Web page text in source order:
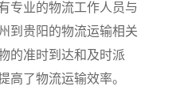
专业的物流工作人员与
到贵阳的物流运输相关
的准时到达和及时派
高了物流运输效率。